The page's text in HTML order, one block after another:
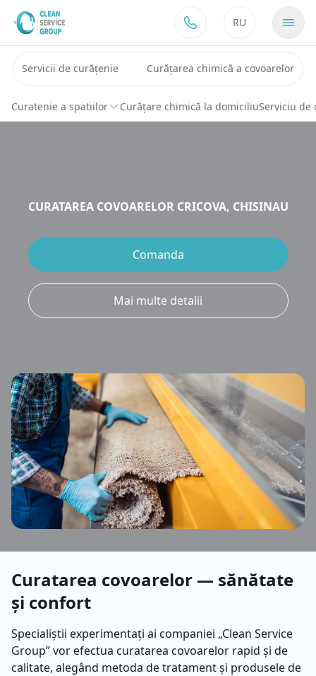
Sari la conținut
RU
Servicii de curățenie Curățarea chimică a covoarelor
Curatenie a spatiilor Curățare chimică la domiciliuServiciu de
CURATAREA COVOARELOR CRICOVA, CHISINAU​
Comanda
Mai multe detalii
Curatarea covoarelor​ — sănătate
și confort
Specialiștii experimentați ai companiei „Clean Service
Group” vor efectua curatarea covoarelor rapid și de
calitate, alegând metoda de tratament și produsele de